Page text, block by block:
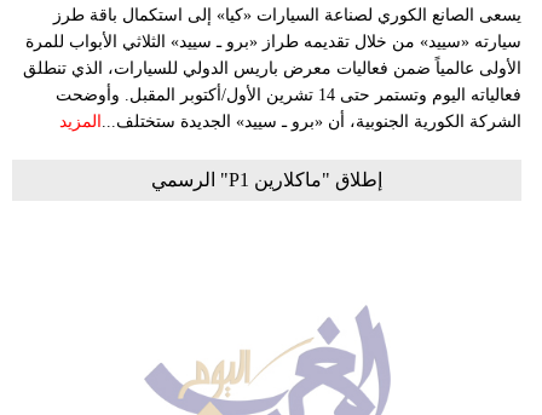
يسعى الصانع الكوري لصناعة السيارات «كيا» إلى استكمال باقة طرز
سيارته «سييد» من خلال تقديمه طراز «برو ـ سييد» الثلاثي الأبواب للمرة
الأولى عالمياً ضمن فعاليات معرض باريس الدولي للسيارات، الذي تنطلق
فعالياته اليوم وتستمر حتى 14 تشرين الأول/أكتوبر المقبل. وأوضحت
الشركة الكورية الجنوبية، أن «برو ـ سييد» الجديدة ستختلف... المزيد
إطلاق "ماكلارين P1" الرسمي